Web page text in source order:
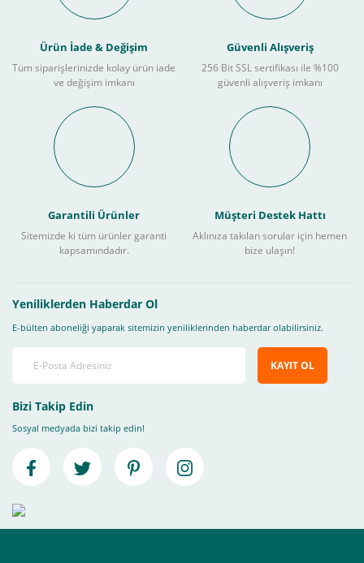
Ürün İade & Değişim
Tüm siparişlerinizde kolay ürün iade
ve değişim imkanı
Güvenli Alışveriş
256 Bit SSL sertifikası ile %100
güvenli alışveriş imkanı
Garantili Ürünler
Sitemizde ki tüm ürünler garanti
kapsamındadır.
Müşteri Destek Hattı
Aklınıza takılan sorular için hemen
bize ulaşın!
Yeniliklerden Haberdar Ol
E-bülten aboneliği yaparak sitemizin yeniliklerinden haberdar olabilirsiniz.
KAYIT OL
Bizi Takip Edin
Sosyal medyada bizi takip edin!